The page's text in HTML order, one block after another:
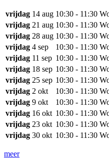
vrijdag 14 aug 10:30 - 11:30
vrijdag 21 aug 10:30 - 11:30
vrijdag 28 aug 10:30 - 11:30
vrijdag 4 sep 10:30 - 11:30
vrijdag 11 sep 10:30 - 11:30
vrijdag 18 sep 10:30 - 11:30
vrijdag 25 sep 10:30 - 11:30
vrijdag 2 okt 10:30 - 11:30
vrijdag 9 okt 10:30 - 11:30
vrijdag 16 okt 10:30 - 11:30
vrijdag 23 okt 10:30 - 11:30
vrijdag 30 okt 10:30 - 11:30
meer